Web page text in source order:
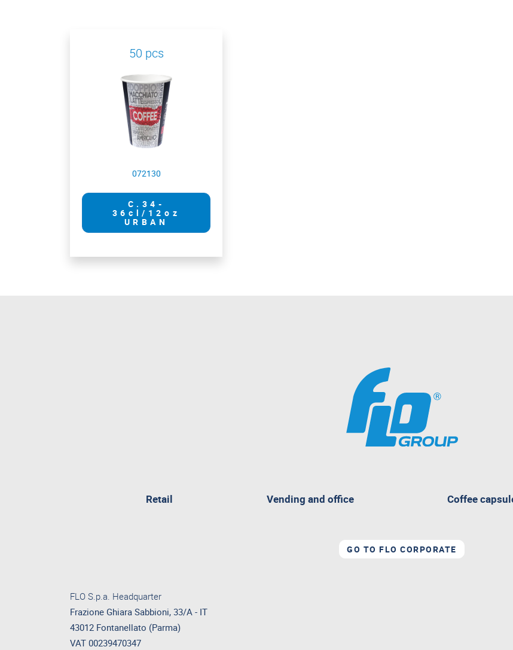
50 pcs
072130
C.34-
36cl/12oz
URBAN
Retail Vending and officepagina
Coffee
GO TO FLO CORPORATE
FLO S.p.a. Headquarter
Frazione Ghiara Sabbioni, 33/A - IT
43012 Fontanellato (Parma)
VAT 00239470347